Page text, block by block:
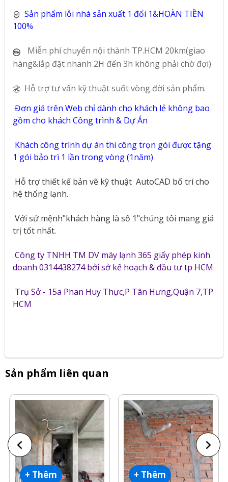
Sản phẩm lỗi nhà sản xuất 1 đổi 1&HOÀN TIỀN
100%
Miễn phí chuyển nội thành TP.HCM 20km(giao
hàng&lắp đặt nhanh 2H đến 3h không phải chờ đợi)
Hỗ trợ tư vấn kỹ thuật suốt vòng đời sản phẩm.
Đơn giá trên Web chỉ dành cho khách lẻ không bao
gồm cho khách Công trình & Dự Án
Khách công trình dự án thi công trọn gói được tặng
1 gói bảo trì 1 lần trong vòng (1năm)
Hỗ trợ thiết kế bản vẽ kỹ thuật AutoCAD bố trí cho
hệ thống lạnh.
Với sứ mệnh"khách hàng là số 1"chúng tôi mang giá
trị tốt nhất.
Công ty TNHH TM DV máy lạnh 365 giấy phép kinh
doanh 0314438274 bởi sở kế hoạch & đầu tư tp HCM
Trụ Sở - 15a Phan Huy Thực,P Tân Hưng,Quận 7,TP
HCM
Sản phẩm liên quan
+ Thêm + Thêm